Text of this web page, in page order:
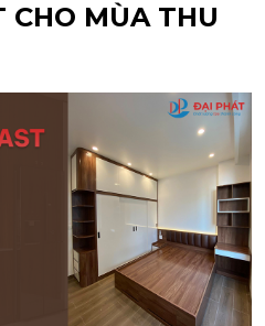
CHO MÙA THU